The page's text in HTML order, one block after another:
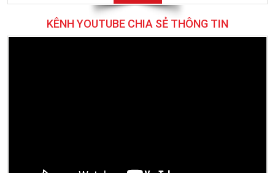
KÊNH YOUTUBE CHIA SẺ THÔNG TIN